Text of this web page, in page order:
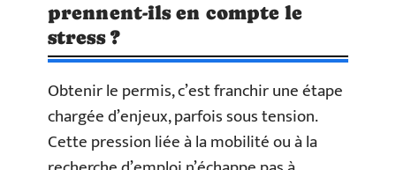
prennent-ils en compte le
stress ?
Obtenir le permis, c’est franchir une étape
chargée d’enjeux, parfois sous tension.
Cette pression liée à la mobilité ou à la